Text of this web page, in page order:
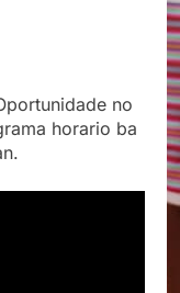
no
horario ba